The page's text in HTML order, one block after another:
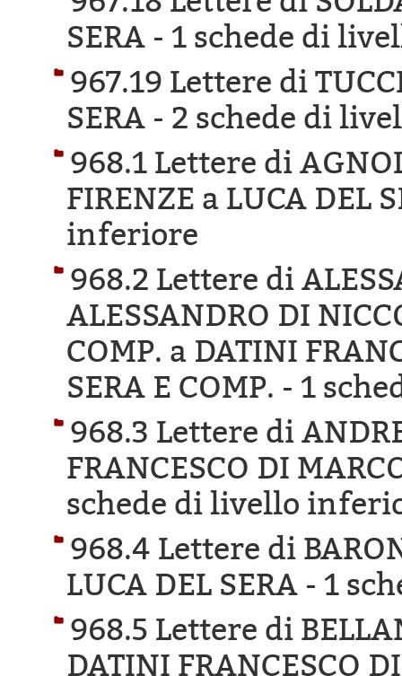
SERA - 1 schede di
967.19 Lettere di
SERA - 2 schede di
968.1 Lettere di
FIRENZE a LUCA DEL
inferiore
968.2 Lettere di
ALESSANDRO DI
COMP. a DATINI
SERA E COMP. - 1
968.3 Lettere di
FRANCESCO DI
schede di livello
968.4 Lettere di
LUCA DEL SERA - 1
968.5 Lettere di
DATINI FRANCESCO